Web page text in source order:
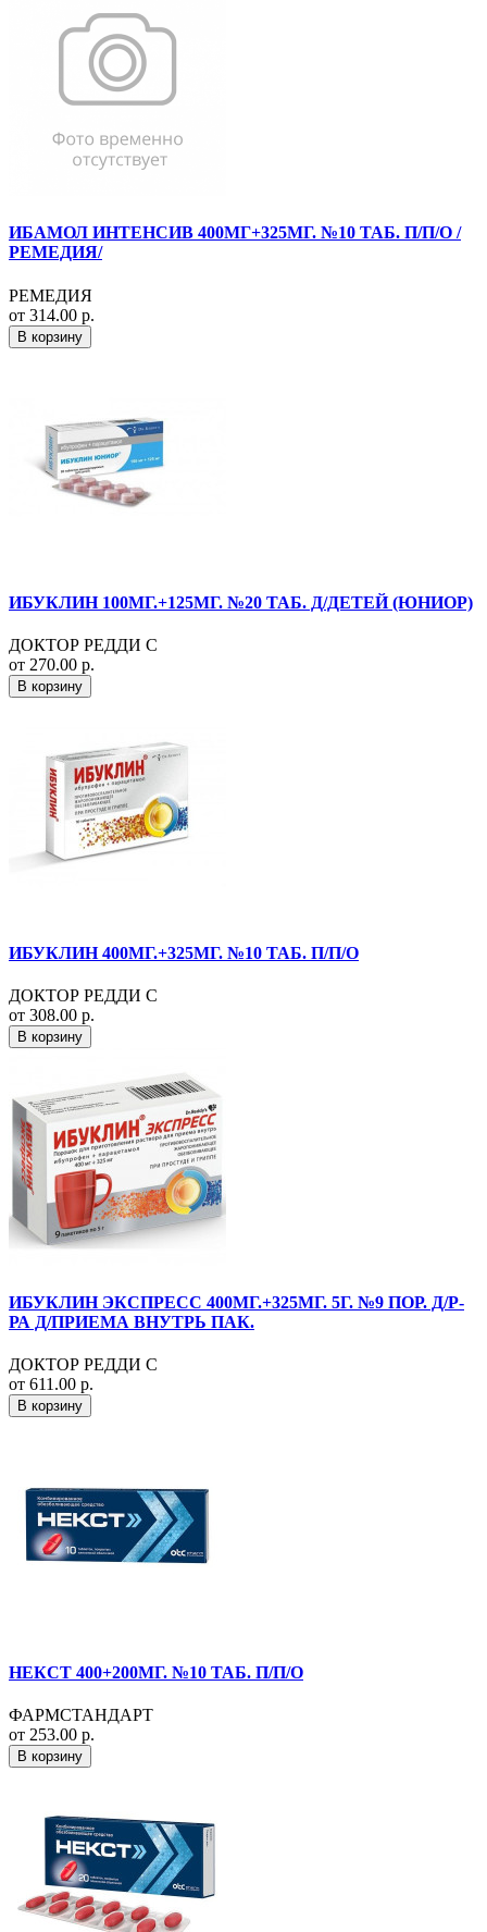
ИБАМОЛ ИНТЕНСИВ 400МГ+325МГ. №10 ТАБ. П/П/О /
РЕМЕДИЯ/
РЕМЕДИЯ
от 314.00 р.
В корзину
ИБУКЛИН 100МГ.+125МГ. №20 ТАБ. Д/ДЕТЕЙ (ЮНИОР)
ДОКТОР РЕДДИ С
от 270.00 р.
В корзину
ИБУКЛИН 400МГ.+325МГ. №10 ТАБ. П/П/О
ДОКТОР РЕДДИ С
от 308.00 р.
В корзину
ИБУКЛИН ЭКСПРЕСС 400МГ.+325МГ. 5Г. №9 ПОР. Д/Р-
РА Д/ПРИЕМА ВНУТРЬ ПАК.
ДОКТОР РЕДДИ С
от 611.00 р.
В корзину
НЕКСТ 400+200МГ. №10 ТАБ. П/П/О
ФАРМСТАНДАРТ
от 253.00 р.
В корзину